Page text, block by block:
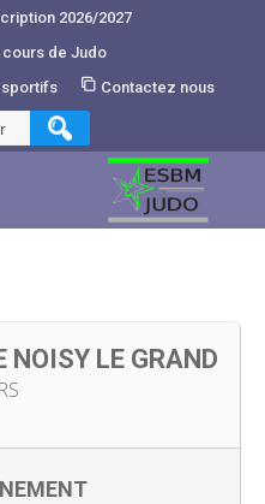
2026/2027
de Judo
sportifs
Contactez nous
NOISY LE GRAND